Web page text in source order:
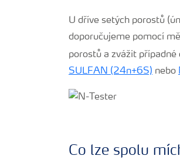
U dříve setých porostů
doporučujeme pomocí
porostů a zvážit případné
SULFAN (24n+6S) nebo
Co lze spolu